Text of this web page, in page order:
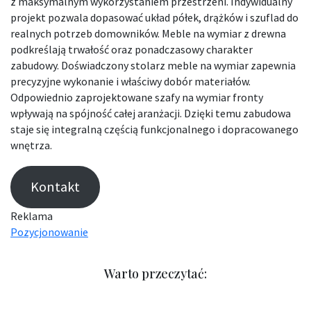
projekt pozwala dopasować układ półek, drążków i szuflad do
realnych potrzeb domowników. Meble na wymiar z drewna
podkreślają trwałość oraz ponadczasowy charakter
zabudowy. Doświadczony stolarz meble na wymiar zapewnia
precyzyjne wykonanie i właściwy dobór materiałów.
Odpowiednio zaprojektowane szafy na wymiar fronty
wpływają na spójność całej aranżacji. Dzięki temu zabudowa
staje się integralną częścią funkcjonalnego i dopracowanego
wnętrza.
Kontakt
Reklama
Pozycjonowanie
Warto przeczytać: